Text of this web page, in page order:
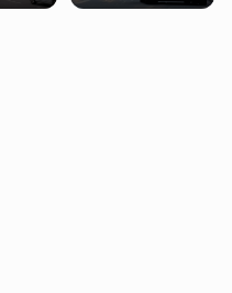
Londynie